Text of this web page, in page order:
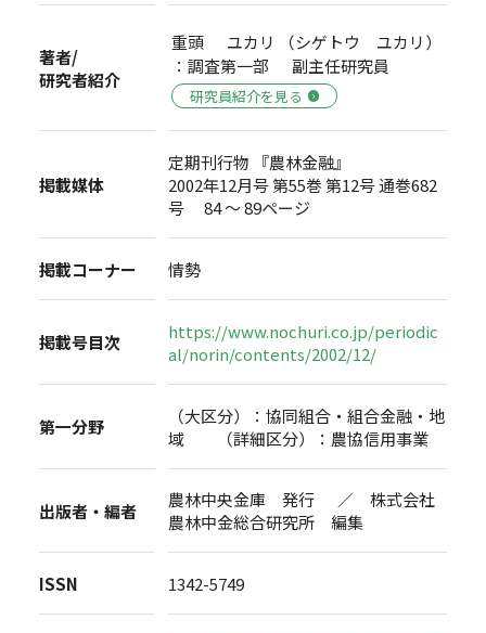
著者/
研究者紹介
重頭 ユカリ （シゲトウ ユカリ）
：調査第一部 副主任研究員
研究員紹介を見る
掲載媒体
定期刊行物 『農林金融』
2002年12月号 第55巻 第12号 通巻682
号 84 ～ 89ページ
掲載コーナー 情勢
掲載号目次
https://www.nochuri.co.jp/periodic
al/norin/contents/2002/12/
第一分野
（大区分）：協同組合・組合金融・地
域 （詳細区分）：農協信用事業
出版者・編者
農林中央金庫 発行 ／ 株式会社
農林中金総合研究所 編集
ISSN 1342-5749